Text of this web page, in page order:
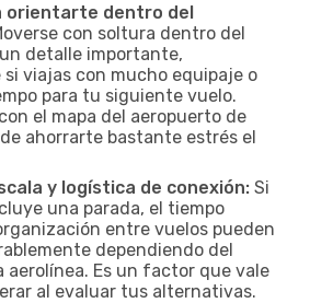
orientarte dentro del
con soltura dentro del
detalle importante,
viajas con mucho equipaje o
para tu siguiente vuelo.
el mapa del aeropuerto de
ahorrarte bastante estrés el
y logística de conexión: Si
una parada, el tiempo
entre vuelos pueden
dependiendo del
aerolínea. Es un factor que vale
al evaluar tus alternativas.